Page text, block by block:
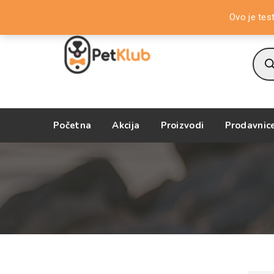
Ovo je
Početna Akcija Proizvodi